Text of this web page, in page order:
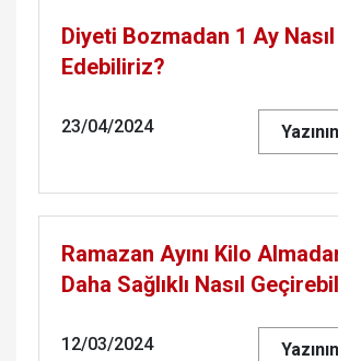
Diyeti Bozmadan 1 Ay
Edebiliriz?
23/04/2024
Ramazan Ayını Kilo
Daha Sağlıklı Nasıl
12/03/2024